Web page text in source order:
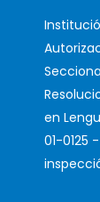
en
01-0125